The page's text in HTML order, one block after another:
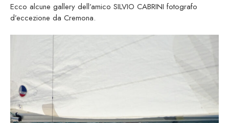
Ecco alcune gallery dell’amico SILVIO CABRINI fotografo
d’eccezione da Cremona.